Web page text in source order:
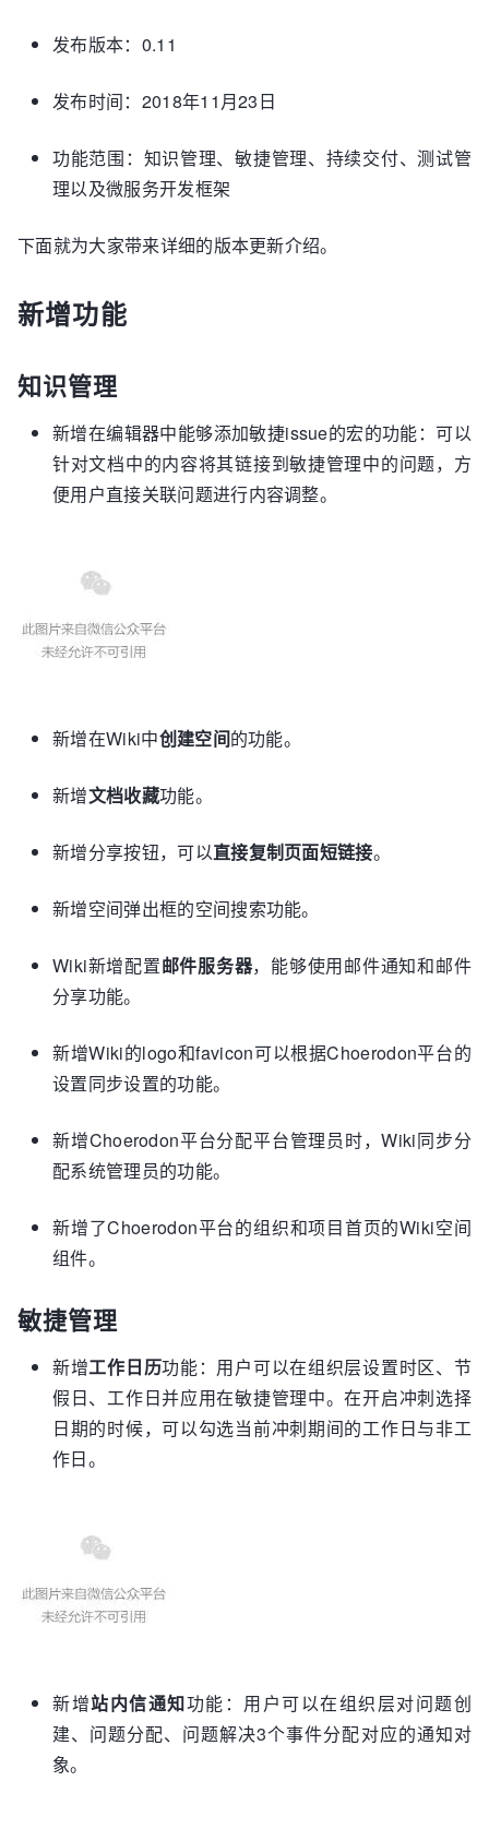
发布版本：0.11
发布时间：2018年11月23日
功能范围：知识管理、敏捷管理、持续交付、测试管
理以及微服务开发框架
下面就为大家带来详细的版本更新介绍。
新增功能
知识管理
新增在编辑器中能够添加敏捷issue的宏的功能：可以
针对文档中的内容将其链接到敏捷管理中的问题，方
便用户直接关联问题进行内容调整。
新增在Wiki中创建空间的功能。
新增文档收藏功能。
新增分享按钮，可以直接复制页面短链接。
新增空间弹出框的空间搜索功能。
Wiki新增配置邮件服务器，能够使用邮件通知和邮件
分享功能。
新增Wiki的logo和favicon可以根据Choerodon平台的
设置同步设置的功能。
新增Choerodon平台分配平台管理员时，Wiki同步分
配系统管理员的功能。
新增了Choerodon平台的组织和项目首页的Wiki空间
组件。
敏捷管理
新增工作日历功能：用户可以在组织层设置时区、节
假日、工作日并应用在敏捷管理中。在开启冲刺选择
日期的时候，可以勾选当前冲刺期间的工作日与非工
作日。
新增站内信通知功能：用户可以在组织层对问题创
建、问题分配、问题解决3个事件分配对应的通知对
象。